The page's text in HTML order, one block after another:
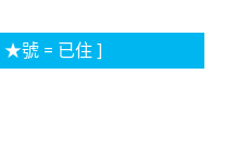
★號 = 已住 ]